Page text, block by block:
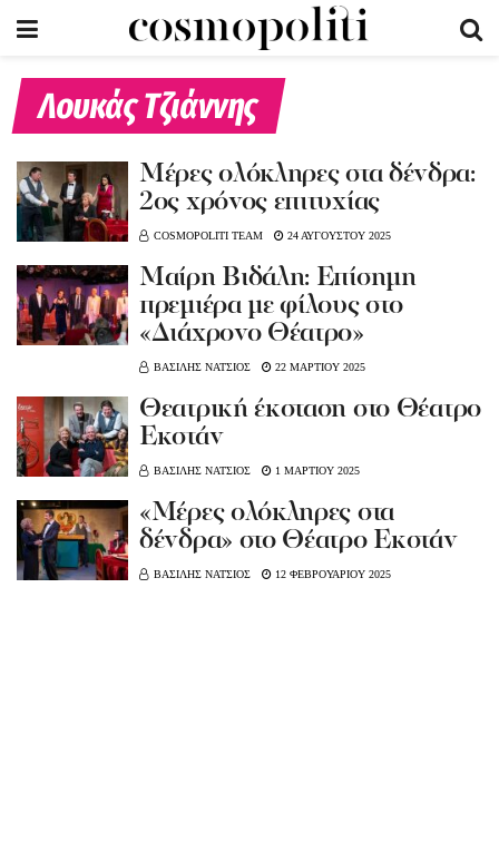
Λουκάς Τζιάννης
Μέρες ολόκληρες στα δένδρα:
2ος χρόνος επιτυχίας
COSMOPOLITI TEAM 24 ΑΥΓΟΥΣΤΟΥ 2025
Μαίρη Βιδάλη: Επίσημη
πρεμιέρα με φίλους στο
«Διάχρονο Θέατρο»
ΒΑΣΙΛΗΣ ΝΑΤΣΙΟΣ 22 ΜΑΡΤΙΟΥ 2025
Θεατρική έκσταση στο Θέατρο
Εκστάν
ΒΑΣΙΛΗΣ ΝΑΤΣΙΟΣ 1 ΜΑΡΤΙΟΥ 2025
«Μέρες ολόκληρες στα
δένδρα» στο Θέατρο Εκστάν
ΒΑΣΙΛΗΣ ΝΑΤΣΙΟΣ 12 ΦΕΒΡΟΥΑΡΙΟΥ 2025